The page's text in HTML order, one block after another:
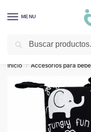
MENU
¡Descuentos
Inicio / Accesorios para